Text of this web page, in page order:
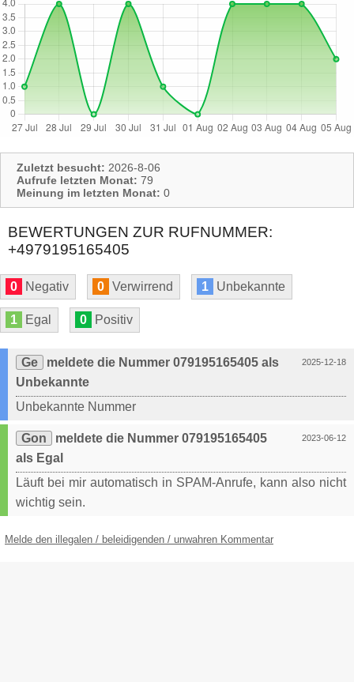
Zuletzt besucht: 2026-8-06
Aufrufe letzten Monat: 79
Meinung im letzten Monat: 0
BEWERTUNGEN ZUR RUFNUMMER:
+4979195165405
0 Negativ 0 Verwirrend 1 Unbekannte
1 Egal 0 Positiv
2025-12-18
Ge
meldete die Nummer 079195165405 als
Unbekannte
Unbekannte Nummer
2023-06-12
Gon
meldete die Nummer 079195165405
als Egal
Läuft bei mir automatisch in SPAM-Anrufe, kann also nicht
wichtig sein.
Melde den illegalen / beleidigenden / unwahren Kommentar